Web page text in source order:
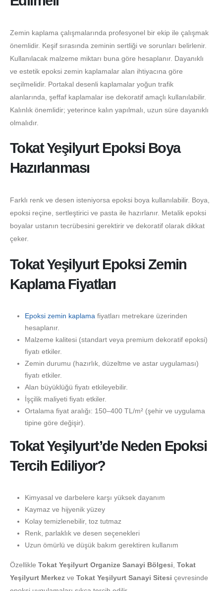
Zemin kaplama çalışmalarında profesyonel bir ekip ile çalışmak
önemlidir. Keşif sırasında zeminin sertliği ve sorunları belirlenir.
Kullanılacak malzeme miktarı buna göre hesaplanır. Dayanıklı
ve estetik epoksi zemin kaplamalar alan ihtiyacına göre
seçilmelidir. Portakal desenli kaplamalar yoğun trafik
alanlarında, şeffaf kaplamalar ise dekoratif amaçlı kullanılabilir.
Kalınlık önemlidir; yeterince kalın yapılmalı, uzun süre dayanıklı
olmalıdır.
Tokat Yeşilyurt Epoksi Boya
Hazırlanması
Farklı renk ve desen isteniyorsa epoksi boya kullanılabilir. Boya,
epoksi reçine, sertleştirici ve pasta ile hazırlanır. Metalik epoksi
boyalar ustanın tecrübesini gerektirir ve dekoratif olarak dikkat
çeker.
Tokat Yeşilyurt Epoksi Zemin
Kaplama Fiyatları
Epoksi zemin kaplama fiyatları metrekare üzerinden
hesaplanır.
Malzeme kalitesi (standart veya premium dekoratif epoksi)
fiyatı etkiler.
Zemin durumu (hazırlık, düzeltme ve astar uygulaması)
fiyatı etkiler.
Alan büyüklüğü fiyatı etkileyebilir.
İşçilik maliyeti fiyatı etkiler.
Ortalama fiyat aralığı: 150–400 TL/m² (şehir ve uygulama
tipine göre değişir).
Tokat Yeşilyurt’de Neden Epoksi
Tercih Ediliyor?
Kimyasal ve darbelere karşı yüksek dayanım
Kaymaz ve hijyenik yüzey
Kolay temizlenebilir, toz tutmaz
Renk, parlaklık ve desen seçenekleri
Uzun ömürlü ve düşük bakım gerektiren kullanım
Özellikle Tokat Yeşilyurt Organize Sanayi Bölgesi Tokat
Yeşilyurt Merkez ve Tokat Yeşilyurt Sanayi Sitesi çevresinde